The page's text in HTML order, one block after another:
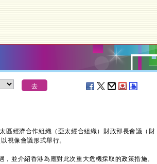
經濟合作組織（亞太經合組織）財政部長會議（財
視像會議形式舉行。
並介紹香港為應對此次重大危機採取的政策措施。